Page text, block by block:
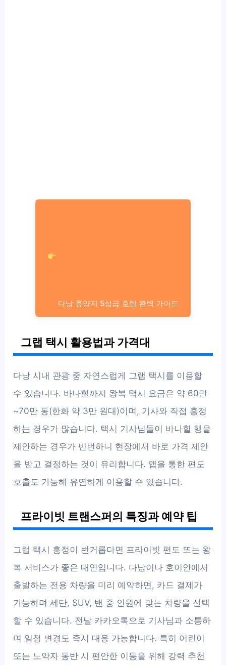
다낭 휴양지 5성급 호텔 완벽 가이드
그랩 택시 활용법과 가격대
다낭 시내 관광 중 자연스럽게 그랩 택시를 이용할
수 있습니다. 바나힐까지 왕복 택시 요금은 약 60만
~70만 동(한화 약 3만 원대)이며, 기사와 직접 흥정
하는 경우가 많습니다. 택시 기사님들이 바나힐 행을
제안하는 경우가 빈번하니 현장에서 바로 가격 제안
을 받고 결정하는 것이 유리합니다. 앱을 통한 편도
호출도 가능해 유연하게 이용할 수 있습니다.
프라이빗 트랜스퍼의 특징과 예약 팁
그랩 택시 흥정이 번거롭다면 프라이빗 편도 또는 왕
복 서비스가 좋은 대안입니다. 다낭이나 호이안에서
출발하는 전용 차량을 미리 예약하면, 카드 결제가
가능하며 세단, SUV, 밴 중 인원에 맞는 차량을 선택
할 수 있습니다. 전날 카카오톡으로 기사님과 소통하
며 일정 변경도 즉시 대응 가능합니다. 특히 어린이
또는 노약자 동반 시 편안한 이동을 위해 강력 추천